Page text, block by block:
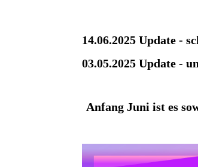
14.06.2025 Update -
03.05.2025 Update -
Anfang Juni ist es